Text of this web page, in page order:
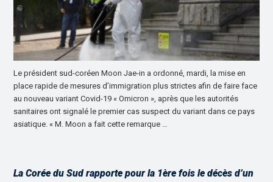
Le président sud-coréen Moon Jae-in a ordonné, mardi, la mise en
place rapide de mesures d’immigration plus strictes afin de faire face
au nouveau variant Covid-19 « Omicron », après que les autorités
sanitaires ont signalé le premier cas suspect du variant dans ce pays
asiatique. « M. Moon a fait cette remarque …
La Corée du Sud rapporte pour la 1ère fois le décès d’un